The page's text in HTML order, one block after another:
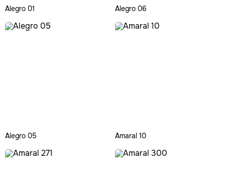
Alegro 01 Alegro 06
Alegro 05 Amaral 10